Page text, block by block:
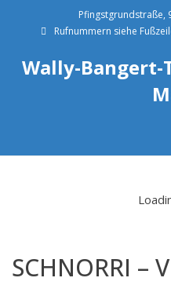
Pfingstgrundstraße,
Rufnummern siehe
Wally-Bangert-
SCHNORRI –